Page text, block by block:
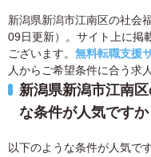
新潟県新潟市江南区の社会
09日更新）。サイト上に掲
ございます。 無料転職支援
人からご希望条件に合う求
新潟県新潟市江南
な条件が人気ですか
以下のような条件が人気です